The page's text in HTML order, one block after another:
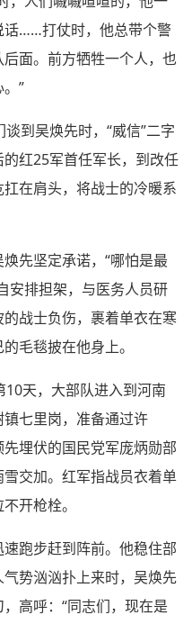
话……打仗时，他总带个警
面。前方牺牲一个人，也
”
到吴焕先时，“威信”二字
红25军首任军长，到改任
在肩头，将战士的冷暖系
先坚定承诺，“哪怕是最
安排担架，与医务人员研
战士负伤，裹着单衣在寒
毛毯披在他身上。
天，大部队进入到河南
七里岗，准备通过许
先埋伏的国民党军庞炳勋部
交加。红军指战员衣着单
开枪栓。
跑步赶到阵前。他稳住部
势汹汹扑上来时，吴焕先
高呼：“同志们，现在是